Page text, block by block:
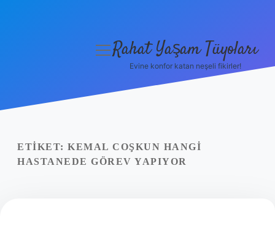
Yasal Uyarı
menüyü
Rahat Yaşam Tüyoları
Evine konfor katan neşeli fikirler!
ETIKET: KEMAL COŞKUN HANGI
HASTANEDE GÖREV YAPIYOR